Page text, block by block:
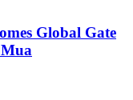
Global Gate